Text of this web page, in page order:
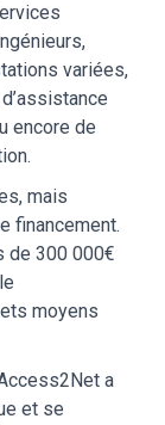
variées,
encore de
mais
financement.
de 300 000€
moyens
a
et se